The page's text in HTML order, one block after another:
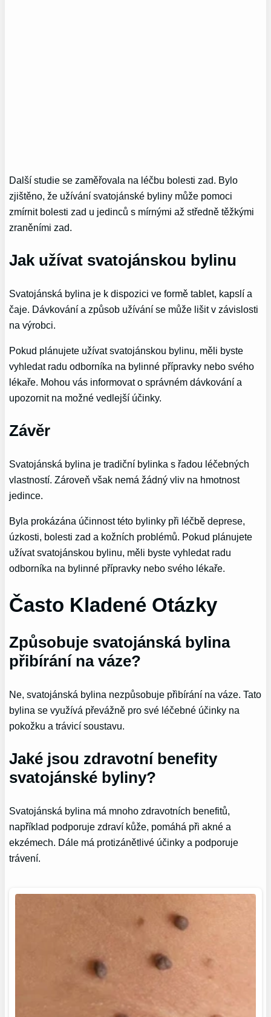
Další studie se zaměřovala na léčbu bolesti zad. Bylo
zjištěno, že užívání svatojánské byliny může pomoci
zmírnit bolesti zad u jedinců s mírnými až středně těžkými
zraněními zad.
Jak užívat svatojánskou bylinu
Svatojánská bylina je k dispozici ve formě tablet, kapslí a
čaje. Dávkování a způsob užívání se může lišit v závislosti
na výrobci.
Pokud plánujete užívat svatojánskou bylinu, měli byste
vyhledat radu odborníka na bylinné přípravky nebo svého
lékaře. Mohou vás informovat o správném dávkování a
upozornit na možné vedlejší účinky.
Závěr
Svatojánská bylina je tradiční bylinka s řadou léčebných
vlastností. Zároveň však nemá žádný vliv na hmotnost
jedince.
Byla prokázána účinnost této bylinky při léčbě deprese,
úzkosti, bolesti zad a kožních problémů. Pokud plánujete
užívat svatojánskou bylinu, měli byste vyhledat radu
odborníka na bylinné přípravky nebo svého lékaře.
Často Kladené Otázky
Způsobuje svatojánská bylina
přibírání na váze?
Ne, svatojánská bylina nezpůsobuje přibírání na váze. Tato
bylina se využívá převážně pro své léčebné účinky na
pokožku a trávicí soustavu.
Jaké jsou zdravotní benefity
svatojánské byliny?
Svatojánská bylina má mnoho zdravotních benefitů,
například podporuje zdraví kůže, pomáhá při akné a
ekzémech. Dále má protizánětlivé účinky a podporuje
trávení.